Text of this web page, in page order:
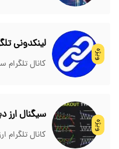
ویژه
لینکدونی
کانال تلگرام
ویژه
سیگنال ارز
کانال تلگرام